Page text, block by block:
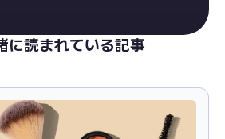
に読まれている記事